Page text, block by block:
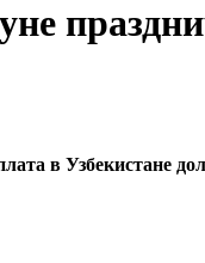
в Узбекистане